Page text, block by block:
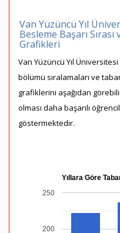
Van Yüzüncü Yıl
Besleme Başarı
Grafikleri
Van Yüzüncü Yıl
bölümü sıralamaları ve
grafiklerini aşağıdan
olması daha başarılı
göstermektedir.
Yıllara Göre
200
250